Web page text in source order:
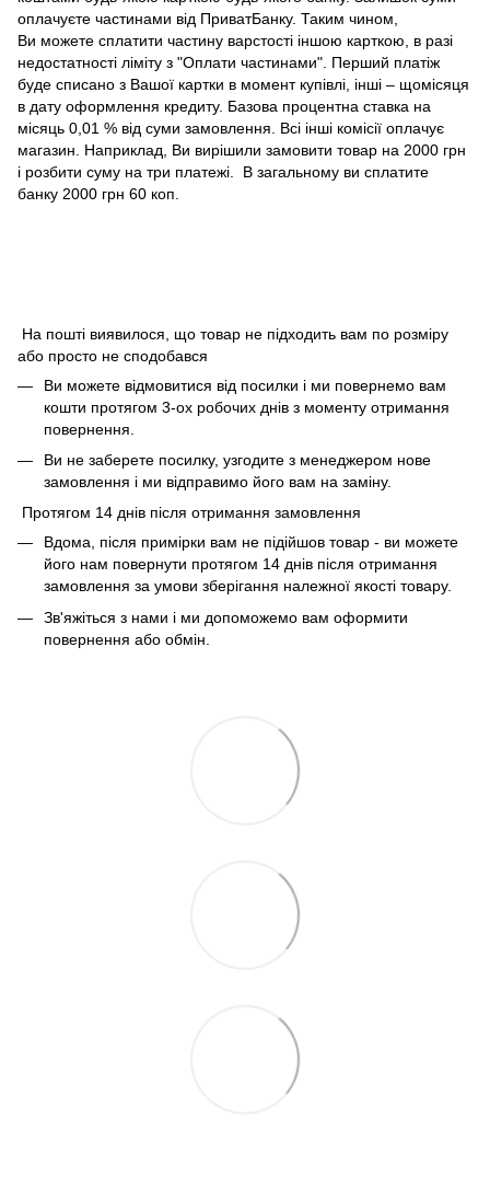
оплачуєте частинами від ПриватБанку. Таким чином,
Ви можете сплатити частину варстості іншою карткою, в разі
недостатності ліміту з "Оплати частинами". Перший платіж
буде списано з Вашої картки в момент купівлі, інші – щомісяця
в дату оформлення кредиту. Базова процентна ставка на
місяць 0,01 % від суми замовлення. Всі інші комісії оплачує
магазин. Наприклад, Ви вирішили замовити товар на 2000 грн
і розбити суму на три платежі. В загальному ви сплатите
банку 2000 грн 60 коп.
На пошті виявилося, що товар не підходить вам по розміру
або просто не сподобався
Ви можете відмовитися від посилки і ми повернемо вам
кошти протягом 3-ох робочих днів з моменту отримання
повернення.
Ви не заберете посилку, узгодите з менеджером нове
замовлення і ми відправимо його вам на заміну.
Протягом 14 днів після отримання замовлення
Вдома, після примірки вам не підійшов товар - ви можете
його нам повернути протягом 14 днів після отримання
замовлення за умови зберігання належної якості товару.
Зв'яжіться з нами і ми допоможемо вам оформити
повернення або обмін.